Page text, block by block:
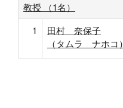
教授 （1名）
1
田村 奈保子
（タムラ ナホコ）